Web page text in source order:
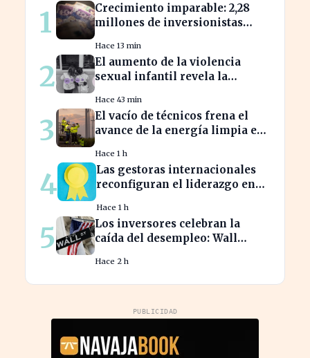
1
Crecimiento imparable: 2,28
millones de inversionistas
de $123,7 billones
Hace 13 min
2
El aumento de la violencia
sexual infantil revela la
familiar
Hace 43 min
3
El vacío de técnicos frena el
avance de la energía limpia en
Hace 1 h
4
Las gestoras internacionales
reconfiguran el liderazgo en
nombrados?
Hace 1 h
5
Los inversores celebran la
caída del desempleo: Wall
Hace 2 h
PUBLICIDAD